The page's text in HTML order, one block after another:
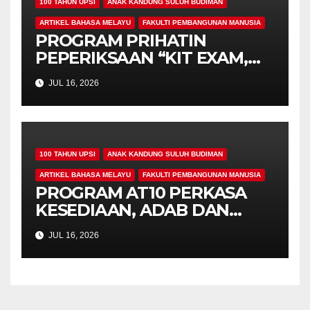
100 TAHUN UPSI ANAK KANDUNG SULUH BUDIMAN
ARTIKEL BAHASA MELAYU FAKULTI PEMBANGUNAN MANUSIA
PROGRAM PRIHATIN
PEPERIKSAAN “KIT EXAM,
MISI 4.00” SUNTIK
SEMANGAT DAN
KEPRIHATINAN BUAT
MAHASISWA AT10
JUL 16, 2026
100 TAHUN UPSI ANAK KANDUNG SULUH BUDIMAN
ARTIKEL BAHASA MELAYU FAKULTI PEMBANGUNAN MANUSIA
PROGRAM AT10 PERKASA
KESEDIAAN, ADAB DAN
PROFESIONALISME
MAHASISWA PROGRAM
PENDIDIKAN KHAS
JUL 16, 2026